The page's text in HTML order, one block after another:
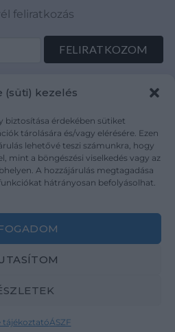
(süti) kezelés
biztosítása érdekében sütiket
tárolására és/vagy elérésére. Ezen
lehetővé teszi számunkra, hogy
mint a böngészési viselkedés vagy az
A hozzájárulás megtagadása
hátrányosan befolyásolhat.
tájékoztatóÁSZF
feliratkozás
Áraink
ÁSZF
Adatvédelem
Impresszum
műtárgy.com-ot